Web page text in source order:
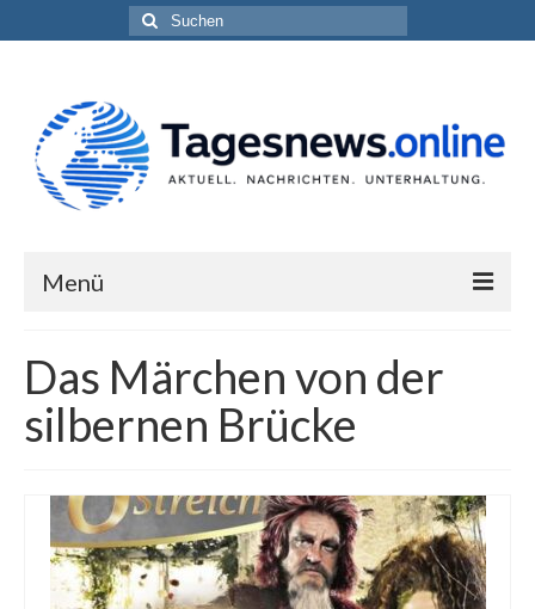
Suchen
nach:
Menü
Datenschutzerklärung
Das Märchen von der
silbernen Brücke